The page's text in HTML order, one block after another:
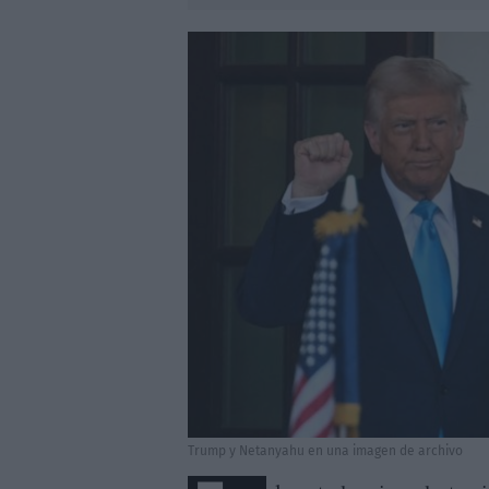
Trump y Netanyahu en una imagen de archivo